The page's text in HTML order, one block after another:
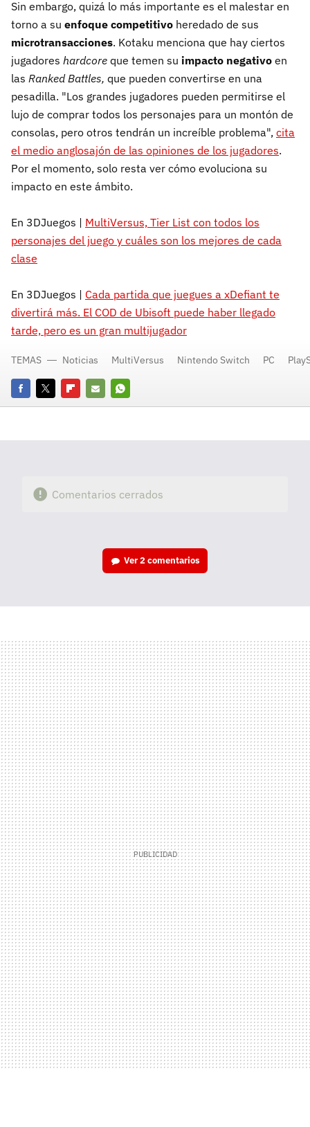
Sin embargo, quizá lo más importante es el malestar en
torno a su enfoque competitivo heredado de sus
microtransacciones. Kotaku menciona que hay ciertos
jugadores hardcore que temen su impacto negativo en
las Ranked Battles, que pueden convertirse en una
pesadilla. "Los grandes jugadores pueden permitirse el
lujo de comprar todos los personajes para un montón de
consolas, pero otros tendrán un increíble problema", cita
el medio anglosajón de las opiniones de los jugadores.
Por el momento, solo resta ver cómo evoluciona su
impacto en este ámbito.
En 3DJuegos | MultiVersus, Tier List con todos los
personajes del juego y cuáles son los mejores de cada
clase
En 3DJuegos | Cada partida que juegues a xDefiant te
divertirá más. El COD de Ubisoft puede haber llegado
tarde, pero es un gran multijugador
FacebookTwitterFlipboard
E-
Whatsapp
TEMAS Noticias MultiVersus Nintendo Switch PC
Comentarios cerrados
Ver2 comentarios